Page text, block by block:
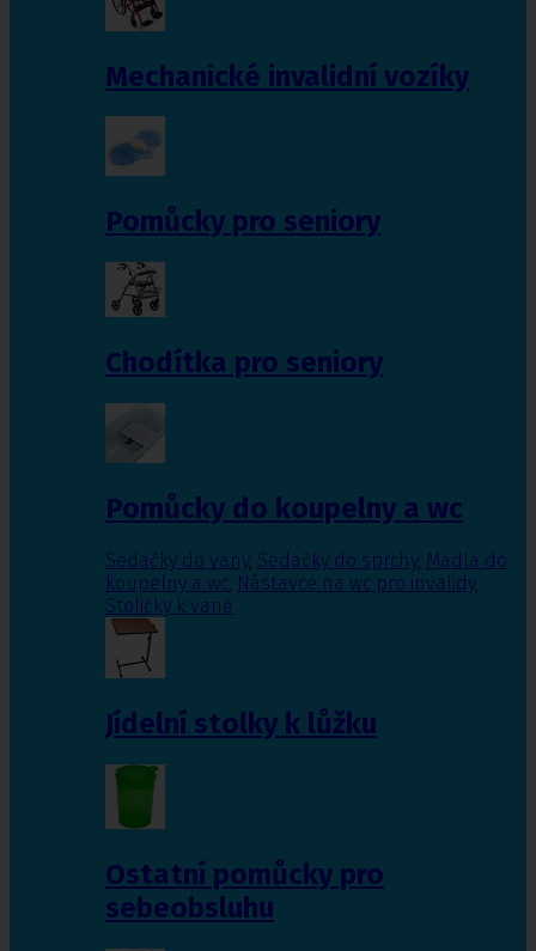
Mechanické invalidní vozíky
Pomůcky pro seniory
Chodítka pro seniory
Pomůcky do koupelny a wc
Sedačky do vany, Sedačky do sprchy, Madla do
koupelny a wc, Nástavce na wc pro invalidy,
Stoličky k vaně
Jídelní stolky k lůžku
Ostatní pomůcky pro
sebeobsluhu